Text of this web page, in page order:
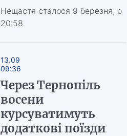
Нещастя сталося 9 березня, о
20:58
13.09
09:36
Через Тернопіль
восени
курсуватимуть
додаткові поїзди